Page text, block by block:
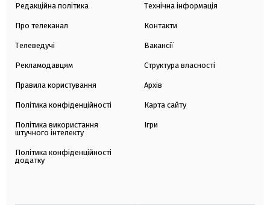
Редакційна політика
Про телеканал
Телеведучі
Рекламодавцям
Правила користування
Політика конфіденційності
Політика використання
штучного інтелекту
Політика конфіденційності
додатку
Технічна інформація
Контакти
Вакансії
Структура власності
Архів
Карта сайту
Ігри